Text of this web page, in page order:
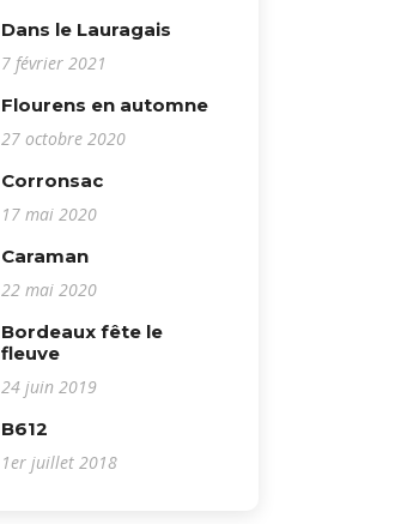
Dans le Lauragais
7 février 2021
Flourens en automne
27 octobre 2020
Corronsac
17 mai 2020
Caraman
22 mai 2020
Bordeaux fête le
fleuve
24 juin 2019
B612
1er juillet 2018